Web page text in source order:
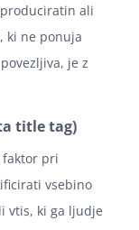
ali
ki ne ponuja
je z
title tag)
faktor pri
vsebino
vtis, ki ga ljudje